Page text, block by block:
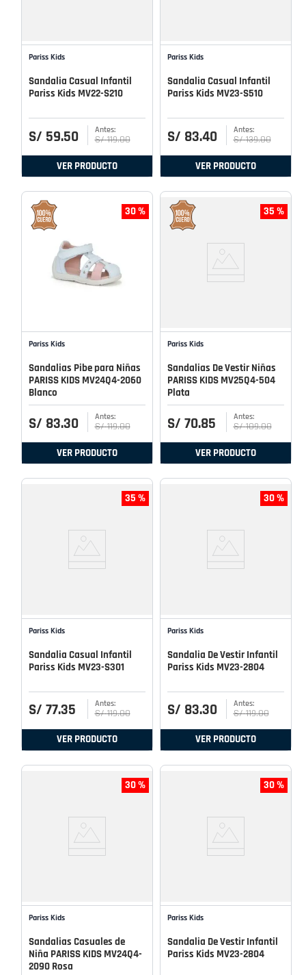
Pariss Kids
Sandalia Casual Infantil
Pariss Kids MV22-S210
S/ 59.50 S/ 119.00
VER PRODUCTO
Pariss Kids
Sandalia Casual Infantil
Pariss Kids MV23-S510
S/ 83.40 S/ 139.00
VER PRODUCTO
30 %
Pariss Kids
Sandalias Pibe para Niñas
PARISS KIDS MV24Q4-2060
Blanco
S/ 83.30 S/ 119.00
VER PRODUCTO
35 %
Pariss Kids
Sandalias De Vestir Niñas
PARISS KIDS MV25Q4-504
Plata
S/ 70.85 S/ 109.00
VER PRODUCTO
35 %
Pariss Kids
Sandalia Casual Infantil
Pariss Kids MV23-S301
S/ 77.35 S/ 119.00
VER PRODUCTO
30 %
Pariss Kids
Sandalia De Vestir Infantil
Pariss Kids MV23-2804
S/ 83.30 S/ 119.00
VER PRODUCTO
30 %
Pariss Kids
Sandalias Casuales de
Niña PARISS KIDS MV24Q4-
2090 Rosa
30 %
Pariss Kids
Sandalia De Vestir Infantil
Pariss Kids MV23-2804